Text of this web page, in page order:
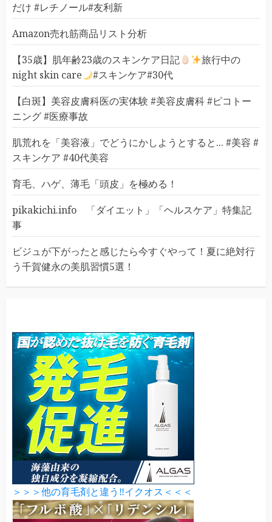
だけ #レチノール#友利新
Amazon売れ筋商品リスト分析
【35歳】肌年齢23歳のスキンケア日記
旅行中の
night skin care
#スキンケア#30代
【白斑】美容皮膚科医の実体験 #美容皮膚科 #ピコトー
ニング #医療事故
肌荒れを「美容液」でどうにかしようとすると... #美容 #
スキンケア #40代美容
育毛、ハゲ、薄毛「頭皮」を極める！
pikakichi.info 「ダイエット」「ヘルスケア」特集記
事
ビジュが下がったと感じたら今すぐやって！夏に絶対行
う千賀健永の美肌習慣5選！
＞＞＞他の育毛剤と違う‼イクオス＜＜＜